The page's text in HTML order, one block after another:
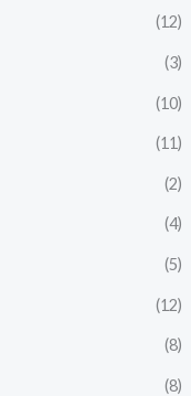
(12)
(3)
(10)
(11)
(2)
(4)
(5)
(12)
(8)
(8)